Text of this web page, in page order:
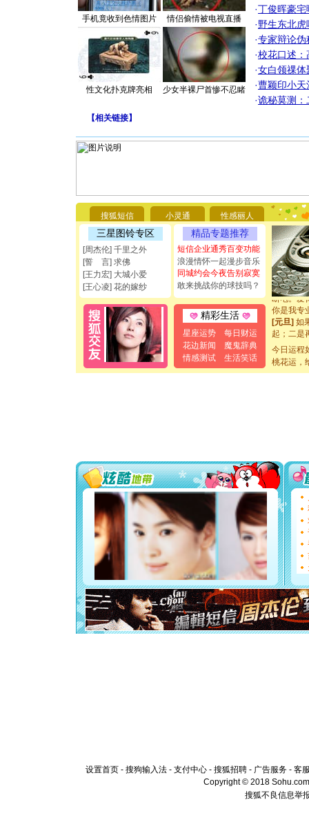
手机竟收到色情图片 情侣偷情被电视直播
性文化扑克牌亮相 少女半裸尸首惨不忍睹
·丁俊晖豪
·野生东北
·专家辩论伪
·校花口述：
·女白领祼体
·曹颖印小天
·诡秘莫测：
【相关链接】
搜狐短信 小灵通 性感丽人
三星图铃专区
[周杰伦] 千里之外
[誓 言] 求佛
[王力宏] 大城小爱
[王心凌] 花的嫁纱
精品专题推荐
短信企业通秀百变功能
浪漫情怀一起漫步音乐
同城约会今夜告别寂寞
敢来挑战你的球技吗？
精彩生活
星座运势
每日财运
花边新闻
魔鬼辞典
情感测试
生活笑话
要平安！
[圣诞节]
能正大光
都要快乐
[圣诞节]
如意,快
[元旦]看
断电。爱
你是我专
[元旦]如
起；二是
离。水晶
[元旦]当
泣，这痛
卖了。水
你太多，
要平安
[圣诞节]
能正大
都要快乐
[圣诞节]
如意,快
[元旦]
看
断电。
你是我
[元旦]如
起；二是
离。水晶
[元旦]当
泣，这痛
今日运程
桃花运，
设置首页 - 搜狗输入法 - 支付中心 - 搜狐招聘 - 广告服务 - 客
Copyright © 2018
搜狐不良信息举